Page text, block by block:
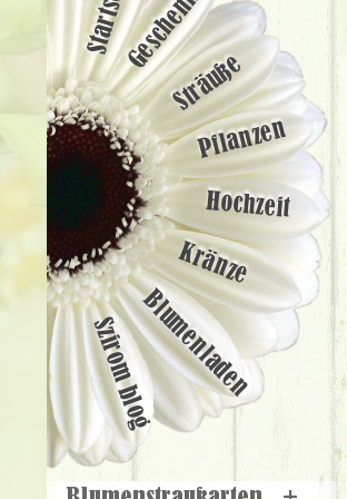
Geschenke
Sträuße
Pflanzen
Hochzeit
Kränze
Blumenladen
Szirom blog